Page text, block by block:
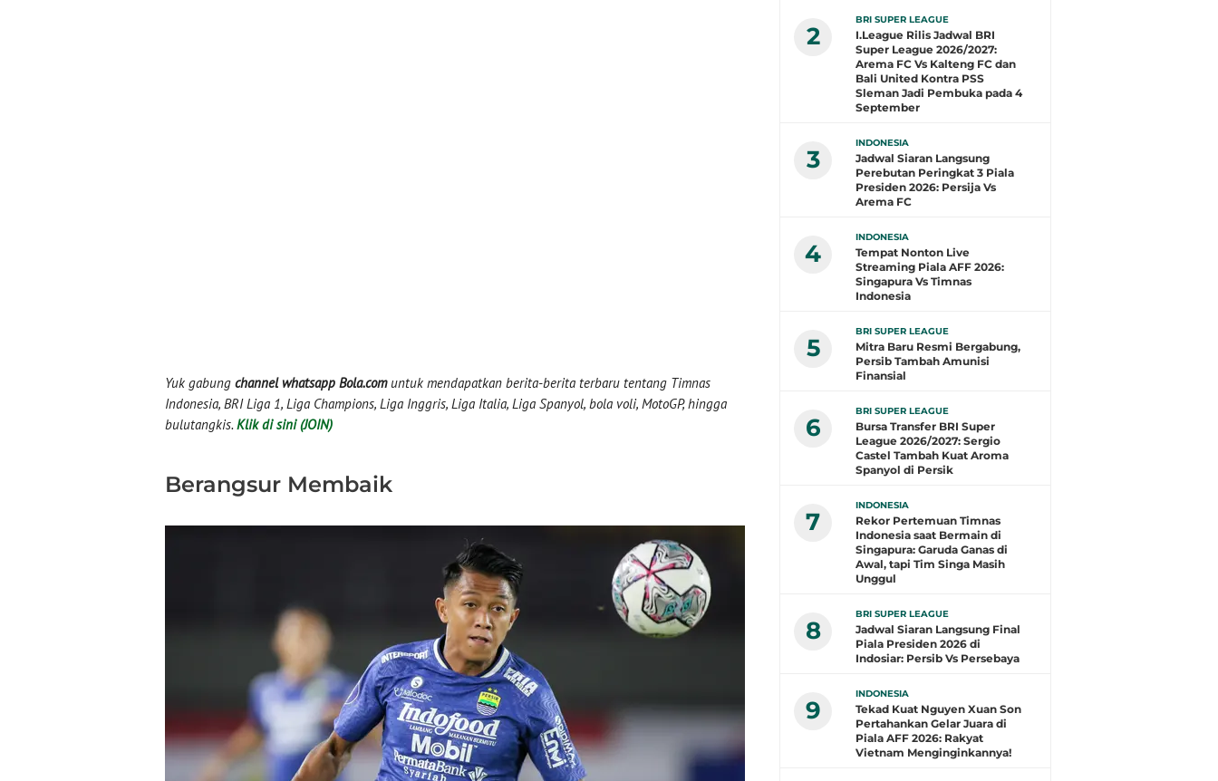
Yuk gabung channel whatsapp Bola.comuntuk mendapatkan berita-berita terbaru tentang Timnas
Indonesia, BRI Liga 1, Liga Champions, Liga Inggris, Liga Italia, Liga Spanyol, bola voli, MotoGP, hingga
bulutangkis. Klik di sini (JOIN)
Berangsur Membaik
2
BRI SUPER LEAGUE
I.League Rilis Jadwal BRI
Super League 2026/2027:
Arema FC Vs Kalteng FC dan
Bali United Kontra PSS
Sleman Jadi Pembuka pada 4
September
3
INDONESIA
Jadwal Siaran Langsung
Perebutan Peringkat 3 Piala
Presiden 2026: Persija Vs
Arema FC
4
INDONESIA
Tempat Nonton Live
Streaming Piala AFF 2026:
Singapura Vs Timnas
Indonesia
5
BRI SUPER LEAGUE
Mitra Baru Resmi Bergabung,
Persib Tambah Amunisi
Finansial
6
BRI SUPER LEAGUE
Bursa Transfer BRI Super
League 2026/2027: Sergio
Castel Tambah Kuat Aroma
Spanyol di Persik
7
INDONESIA
Rekor Pertemuan Timnas
Indonesia saat Bermain di
Singapura: Garuda Ganas di
Awal, tapi Tim Singa Masih
Unggul
8
BRI SUPER LEAGUE
Jadwal Siaran Langsung Final
Piala Presiden 2026 di
Indosiar: Persib Vs Persebaya
9
INDONESIA
Tekad Kuat Nguyen Xuan Son
Pertahankan Gelar Juara di
Piala AFF 2026: Rakyat
Vietnam Menginginkannya!